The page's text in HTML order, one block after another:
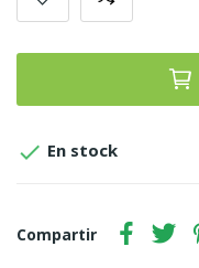
 En stock
Compartir